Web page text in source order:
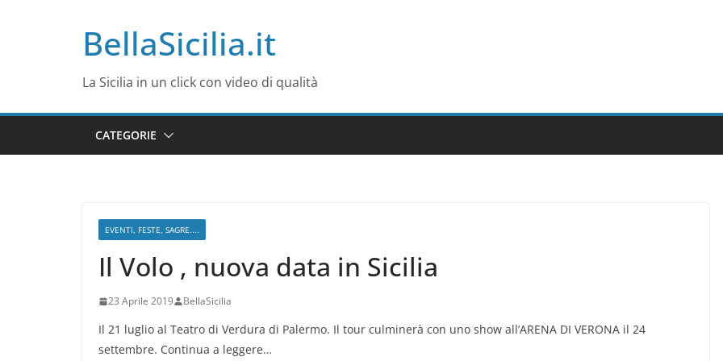
BellaSicilia.it
La Sicilia in un click con video di qualità
CATEGORIE
EVENTI, FESTE, SAGRE....
Il Volo , nuova data in Sicilia
23 Aprile 2019 BellaSicilia
Il 21 luglio al Teatro di Verdura di Palermo. Il tour culminerà con uno show all’ARENA DI VERONA il 24
settembre. Continua a leggere…